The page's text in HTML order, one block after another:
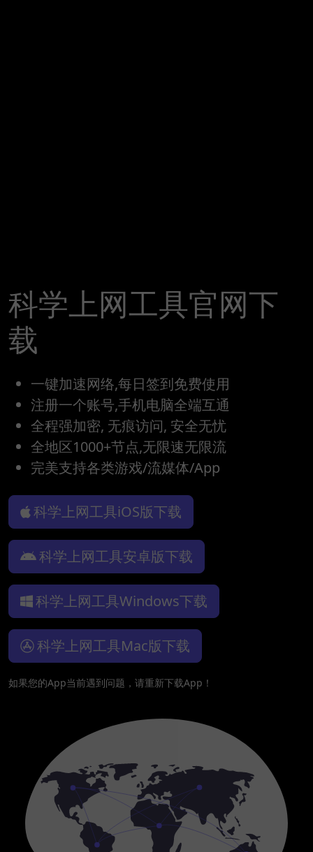
科学上网工具官网下
载
一键加速网络,每日签到免费使用
注册一个账号,手机电脑全端互通
全程强加密, 无痕访问, 安全无忧
全地区1000+节点,无限速无限流
完美支持各类游戏/流媒体/App
科学上网工具iOS版下载
科学上网工具安卓版下载
科学上网工具Windows下载
科学上网工具Mac版下载
如果您的App当前遇到问题，请重新下载App！